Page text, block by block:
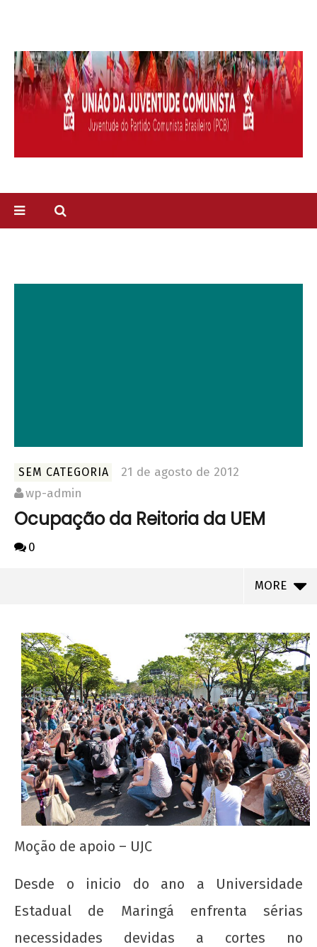
SEM CATEGORIA
21 de agosto de 2012
wp-admin
Ocupação da Reitoria da UEM
0
MORE
NOW VIEWING
Ocupação da Reitoria da UEM
21 de
de
2012
wp-
admin
Moção de apoio – UJC
Desde o inicio do ano a Universidade
Estadual de Maringá enfrenta sérias
necessidades devidas a cortes no